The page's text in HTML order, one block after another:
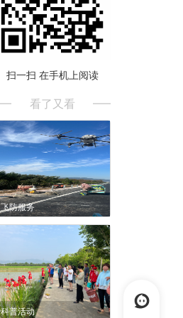
扫一扫 在手机上阅读
看了又看
飞防服务
科普活动